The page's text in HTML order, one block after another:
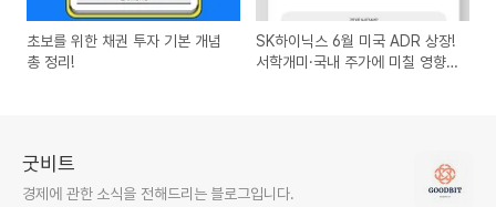
초보를 위한 채권 투자 기본 개념
총 정리!
SK하이닉스 6월 미국 ADR 상장!
서학개미·국내 주가에 미칠 영향
굿비트
경제에 관한 소식을 전해드리는 블로그입니다.